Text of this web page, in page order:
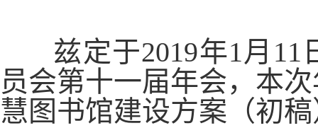
兹定于2019年1月11
员会第十一届年会，本
慧图书馆建设方案（初